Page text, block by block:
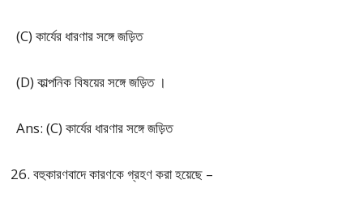
(C) কার্যের ধারণার সঙ্গে জড়িত
(D) কাল্পনিক বিষয়ের সঙ্গে জড়িত ।
Ans: (C) কার্যের ধারণার সঙ্গে জড়িত
বহুকারণবাদে কারণকে গ্রহণ করা হয়েছে –